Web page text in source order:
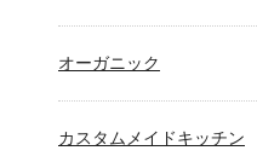
オーガニック
カスタムメイドキッチン